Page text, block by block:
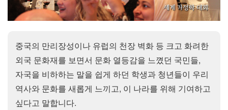
중국의 만리장성이나 유럽의 천장 벽화 등 크고 화려한
외국 문화재를 보면서 문화 열등감을 느꼈던 국민들,
자국을 비하하는 말을 쉽게 하던 학생과 청년들이 우리
역사와 문화를 새롭게 느끼고, 이 나라를 위해 기여하고
싶다고 말합니다.